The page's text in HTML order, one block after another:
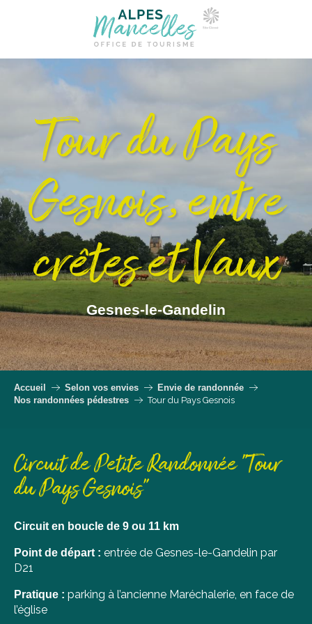
Tour du Pays
Gesnois, entre
crêtes et Vaux
Gesnes-le-Gandelin
Accueil Selon vos envies
Envie de randonnée
Nos randonnées pédestres
Tour du Pays Gesnois
Circuit de Petite Randonnée "Tour
du Pays Gesnois"
Circuit en boucle de 9 ou 11 km
Point de départ : entrée de Gesnes-le-Gandelin par
D21
Pratique : parking à l’ancienne Maréchalerie, en face de
l’église